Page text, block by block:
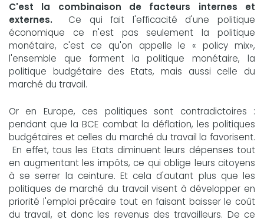
C'est la combinaison de facteurs internes et
externes. Ce qui fait l'efficacité d'une politique
économique ce n'est pas seulement la politique
monétaire, c'est ce qu'on appelle le « policy mix»,
l'ensemble que forment la politique monétaire, la
politique budgétaire des Etats, mais aussi celle du
marché du travail.
Or en Europe, ces politiques sont contradictoires :
pendant que la BCE combat la déflation, les politiques
budgétaires et celles du marché du travail la favorisent.
En effet, tous les Etats diminuent leurs dépenses tout
en augmentant les impôts, ce qui oblige leurs citoyens
à se serrer la ceinture. Et cela d'autant plus que les
politiques de marché du travail visent à développer en
priorité l'emploi précaire tout en faisant baisser le coût
du travail, et donc les revenus des travailleurs. De ce